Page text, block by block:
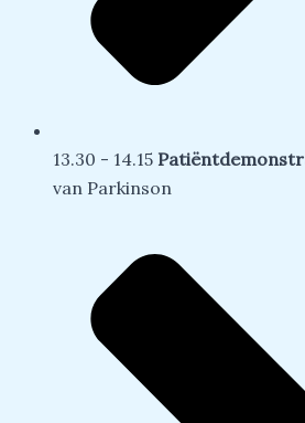
13.30 - 14.15
van Parkinson